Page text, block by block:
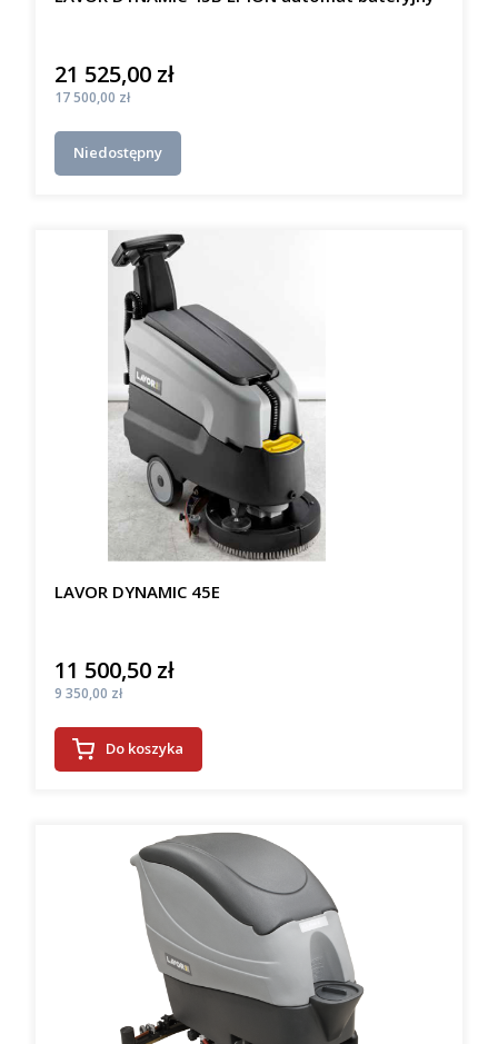
Cena
21 525,00 zł
Cena
17 500,00 zł
Niedostępny
LAVOR DYNAMIC 45E
Cena
11 500,50 zł
Cena
9 350,00 zł
Do koszyka